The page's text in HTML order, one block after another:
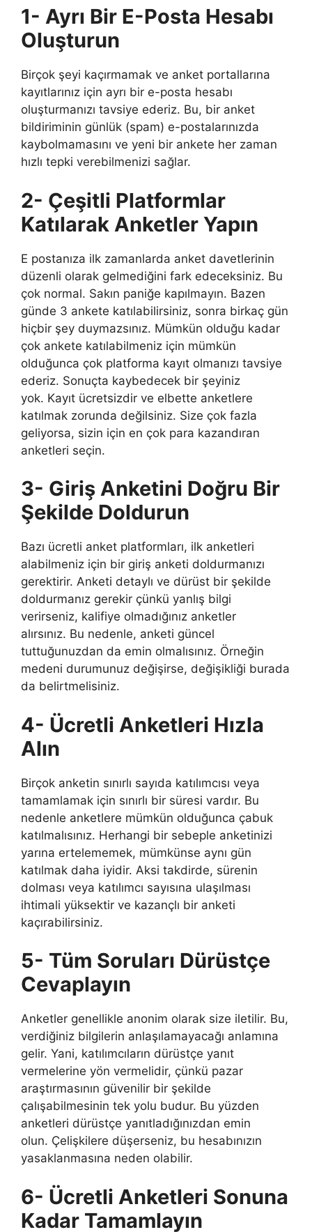
1- Ayrı Bir E-Posta Hesabı
Oluşturun
Birçok şeyi kaçırmamak ve anket portallarına
kayıtlarınız için ayrı bir e-posta hesabı
oluşturmanızı tavsiye ederiz. Bu, bir anket
bildiriminin günlük (spam) e-postalarınızda
kaybolmamasını ve yeni bir ankete her zaman
hızlı tepki verebilmenizi sağlar.
2- Çeşitli Platformlar
Katılarak Anketler Yapın
E postanıza ilk zamanlarda anket davetlerinin
düzenli olarak gelmediğini fark edeceksiniz. Bu
çok normal. Sakın paniğe kapılmayın. Bazen
günde 3 ankete katılabilirsiniz, sonra birkaç gün
hiçbir şey duymazsınız. Mümkün olduğu kadar
çok ankete katılabilmeniz için mümkün
olduğunca çok platforma kayıt olmanızı tavsiye
ederiz. Sonuçta kaybedecek bir şeyiniz
yok. Kayıt ücretsizdir ve elbette anketlere
katılmak zorunda değilsiniz. Size çok fazla
geliyorsa, sizin için en çok para kazandıran
anketleri seçin.
3- Giriş Anketini Doğru Bir
Şekilde Doldurun
Bazı ücretli anket platformları, ilk anketleri
alabilmeniz için bir giriş anketi doldurmanızı
gerektirir. Anketi detaylı ve dürüst bir şekilde
doldurmanız gerekir çünkü yanlış bilgi
verirseniz, kalifiye olmadığınız anketler
alırsınız. Bu nedenle, anketi güncel
tuttuğunuzdan da emin olmalısınız. Örneğin
medeni durumunuz değişirse, değişikliği burada
da belirtmelisiniz.
4- Ücretli Anketleri Hızla
Alın
Birçok anketin sınırlı sayıda katılımcısı veya
tamamlamak için sınırlı bir süresi vardır. Bu
nedenle anketlere mümkün olduğunca çabuk
katılmalısınız. Herhangi bir sebeple anketinizi
yarına ertelememek, mümkünse aynı gün
katılmak daha iyidir. Aksi takdirde, sürenin
dolması veya katılımcı sayısına ulaşılması
ihtimali yüksektir ve kazançlı bir anketi
kaçırabilirsiniz.
5- Tüm Soruları Dürüstçe
Cevaplayın
Anketler genellikle anonim olarak size iletilir. Bu,
verdiğiniz bilgilerin anlaşılamayacağı anlamına
gelir. Yani, katılımcıların dürüstçe yanıt
vermelerine yön vermelidir, çünkü pazar
araştırmasının güvenilir bir şekilde
çalışabilmesinin tek yolu budur. Bu yüzden
anketleri dürüstçe yanıtladığınızdan emin
olun. Çelişkilere düşerseniz, bu hesabınızın
yasaklanmasına neden olabilir.
6- Ücretli Anketleri Sonuna
Kadar Tamamlayın